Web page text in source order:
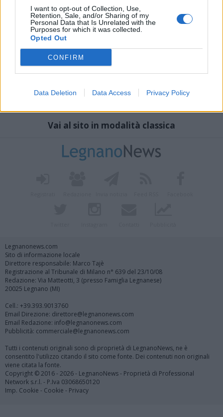
I want to opt-out of Collection, Use,
Retention, Sale, and/or Sharing of my
Personal Data that Is Unrelated with the
Purposes for which it was collected.
Opted Out
CONFIRM
Data Deletion Data Access Privacy Policy
Vai al sito in modalità classica
Legnanonews.com
Sito di informazione locale
Direttore responsabile: Marco Tajè
Registrazione al Tribunale di Milano n° 639 del 23/10/08
Redazione: Via Matteotti, 3 (presso Famiglia Legnanese)
20025 Legnano (MI)
Cell.: +39.393.9013760
Email Direzione: direttore@legnanonews.com
Email Redazione: info@legnanonews.com
Pubblicità: commerciale@legnanonews.com
Tutti i contenuti originali sono di proprietà di LegnanoNews, ne è
consentito l'utilizzo citando il sito come fonte. Dei contenuti non originali
viene citata la fonte.
Copyright © 2016 - 2026 - LegnanoNews - Proprietà di Professional
Network s.r.l. - P.Iva 03068650120
Imp. Cookie - Cookie - Privacy